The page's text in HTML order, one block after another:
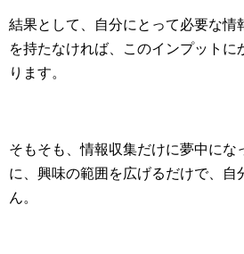
結果として、自分にとって必要な情
を持たなければ、このインプットに
ります。
そもそも、情報収集だけに夢中にな
に、興味の範囲を広げるだけで、自
ん。